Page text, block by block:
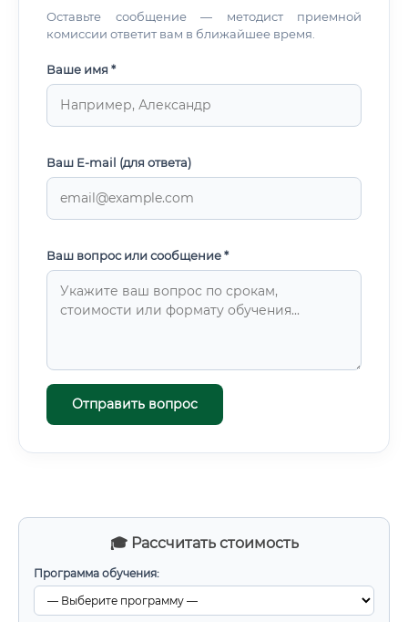
🎓 Рассчитать стоимость
Программа обучения:
Оставьте сообщение — методист приемной
комиссии ответит вам в ближайшее время.
Ваше имя *
Ваш E-mail (для ответа)
Ваш вопрос или сообщение *
Отправить вопрос